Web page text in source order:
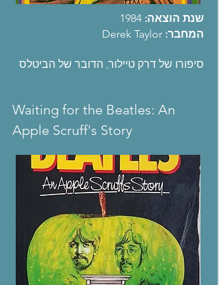
שנת הוצאה:
המחבר:
סיפורו של דרק טיילור, הדובר של הביטלס
Waiting for the Beatles: An
Apple Scruff's Story